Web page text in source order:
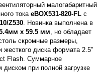
малогабаритный
тока eBOX531-820-FL с
Z530
Новинка выполнена в
x 59.5 мм , но обладает
скромные размеры,
жесткого диска формата 2.5”
Flash Суммарное
при полной загрузке